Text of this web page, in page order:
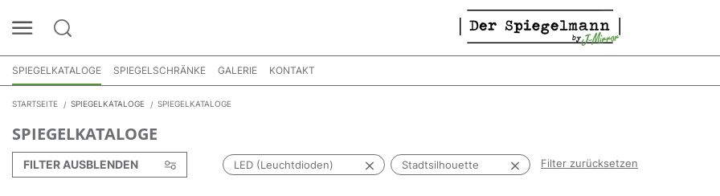
SPIEGELKATALOGE SPIEGELSCHRÄNKE GALERIE KONTAKT
STARTSEITE SPIEGELKATALOGE SPIEGELKATALOGE
SPIEGELKATALOGE
FILTER AUSBLENDEN LED (Leuchtdioden) Stadtsilhouette Filter zurücksetzen